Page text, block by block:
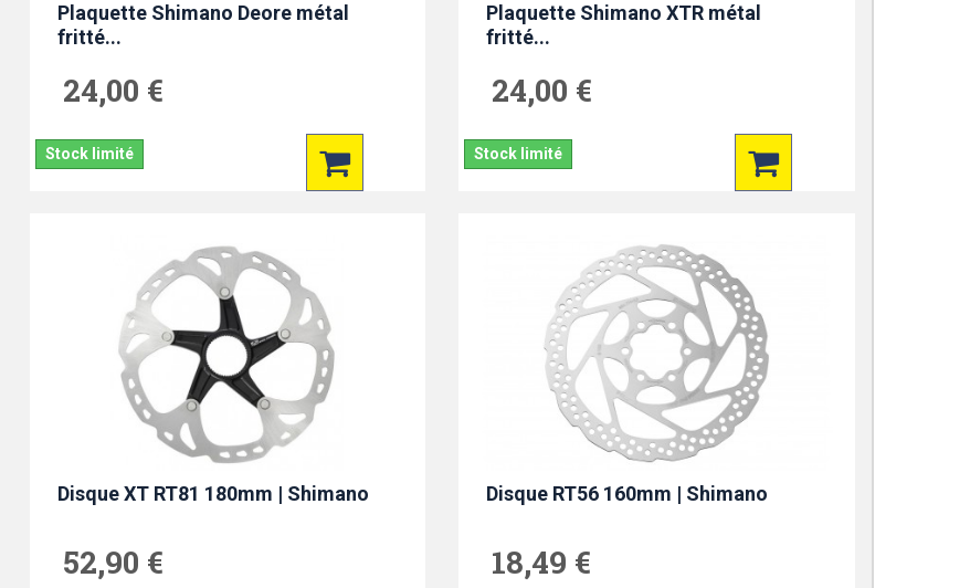
Plaquette Shimano Deore métal
fritté...
24,00 €
Stock limité
Plaquette Shimano XTR métal
fritté...
24,00 €
Stock limité
Disque XT RT81 180mm | Shimano
52,90 €
Disque RT56 160mm | Shimano
18,49 €